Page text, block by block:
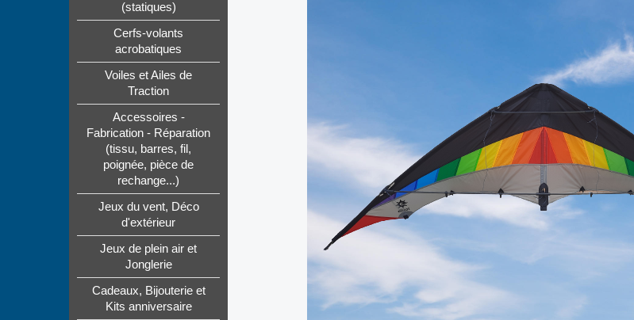
(statiques)
Cerfs-volants
acrobatiques
Voiles et Ailes de
Traction
Accessoires -
Fabrication - Réparation
(tissu, barres, fil,
poignée, pièce de
rechange...)
Jeux du vent, Déco
d'extérieur
Jeux de plein air et
Jonglerie
Cadeaux, Bijouterie et
Kits anniversaire